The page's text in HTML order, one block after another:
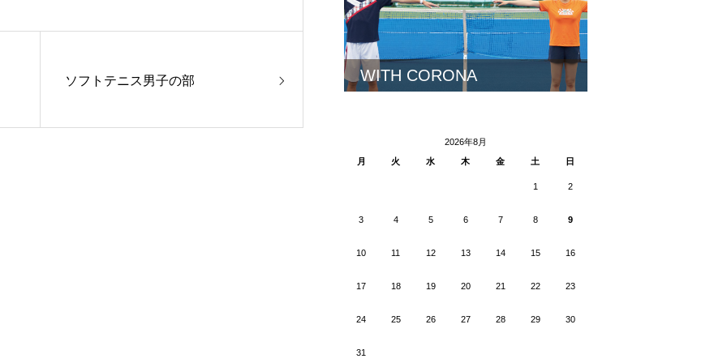
ソフトテニス男子の部 WITH CORONA
2026年8月
月
火 水 木 金 土 日
1 2
3 4 5 6 7 8 9
10 11 12 13 14 15 16
17 18 19 20 21 22 23
24 25 26 27 28 29 30
31